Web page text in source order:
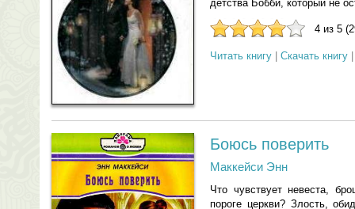
детства Бобби, который не
4 из 5
Читать книгу Скачать книгу
Боюсь поверить
Маккейси Энн
Что чувствует невеста,
пороге церкви? Злость,